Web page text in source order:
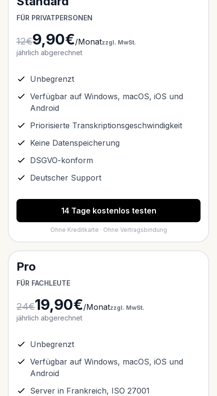
FÜR PRIVATPERSONEN
12€9,90€/Monatzzgl. MwSt.
jährlich abgerechnet
Unbegrenzt
Verfügbar auf Windows, macOS, iOS und
Android
Priorisierte Transkriptionsgeschwindigkeit
Keine Datenspeicherung
DSGVO-konform
Deutscher Support
14 Tage kostenlos testen
Ohne Kreditkarte · Ohne Vertragsbindung
Pro
FÜR FACHLEUTE
24€19,90€/Monatzzgl. MwSt.
jährlich abgerechnet
Unbegrenzt
Verfügbar auf Windows, macOS, iOS und
Android
Server in Frankreich, ISO 27001